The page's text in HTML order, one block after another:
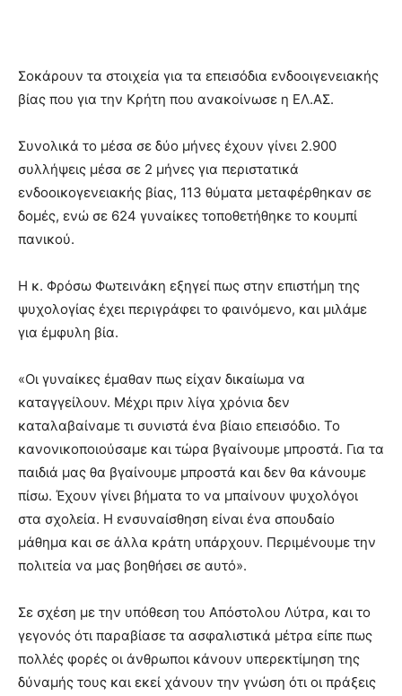
Σοκάρουν τα στοιχεία για τα επεισόδια ενδοοιγενειακής
βίας που για την Κρήτη που ανακοίνωσε η ΕΛ.ΑΣ.
Συνολικά το μέσα σε δύο μήνες έχουν γίνει 2.900
συλλήψεις μέσα σε 2 μήνες για περιστατικά
ενδοοικογενειακής βίας, 113 θύματα μεταφέρθηκαν σε
δομές, ενώ σε 624 γυναίκες τοποθετήθηκε το κουμπί
πανικού.
Η κ. Φρόσω Φωτεινάκη εξηγεί πως στην επιστήμη της
ψυχολογίας έχει περιγράφει το φαινόμενο, και μιλάμε
για έμφυλη βία.
«Οι γυναίκες έμαθαν πως είχαν δικαίωμα να
καταγγείλουν. Μέχρι πριν λίγα χρόνια δεν
καταλαβαίναμε τι συνιστά ένα βίαιο επεισόδιο. Το
κανονικοποιούσαμε και τώρα βγαίνουμε μπροστά. Για τα
παιδιά μας θα βγαίνουμε μπροστά και δεν θα κάνουμε
πίσω. Έχουν γίνει βήματα το να μπαίνουν ψυχολόγοι
στα σχολεία. Η ενσυναίσθηση είναι ένα σπουδαίο
μάθημα και σε άλλα κράτη υπάρχουν. Περιμένουμε την
πολιτεία να μας βοηθήσει σε αυτό».
Σε σχέση με την υπόθεση του Απόστολου Λύτρα, και το
γεγονός ότι παραβίασε τα ασφαλιστικά μέτρα είπε πως
πολλές φορές οι άνθρωποι κάνουν υπερεκτίμηση της
δύναμής τους και εκεί χάνουν την γνώση ότι οι πράξεις